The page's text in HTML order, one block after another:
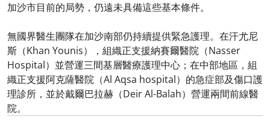
加沙市目前的局勢，仍遠未具備這些基本條件。
無國界醫生團隊在加沙南部仍持續提供緊急護理。在汗尤尼
斯（Khan Younis），組織正支援納賽爾醫院（Nasser
Hospital）並營運三間基層醫療護理中心；在中部地區，組
織正支援阿克薩醫院（Al Aqsa hospital）的急症部及傷口護
理診所，並於戴爾巴拉赫（Deir Al-Balah）營運兩間前線醫
院。